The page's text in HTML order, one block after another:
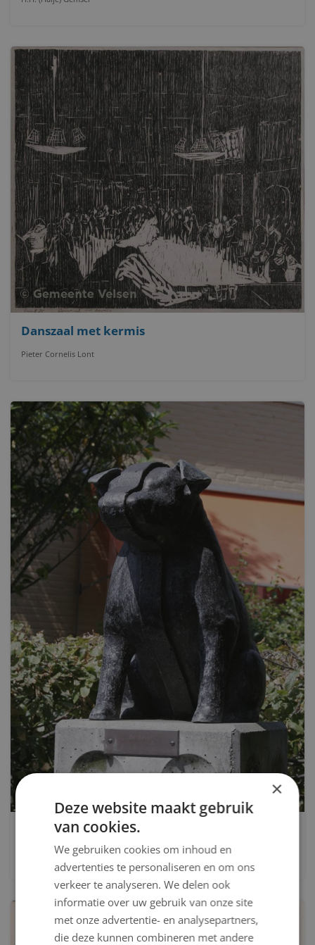
Danszaal met kermis
Pieter Cornelis Lont
De bever
Henricus Waltherius J.M. (Hewald) Jongenelis, Sylvie Zijlmans
×
Deze website maakt gebruik
van cookies.
We gebruiken cookies om inhoud en
advertenties te personaliseren en om ons
verkeer te analyseren. We delen ook
informatie over uw gebruik van onze site
met onze advertentie- en analysepartners,
die deze kunnen combineren met andere